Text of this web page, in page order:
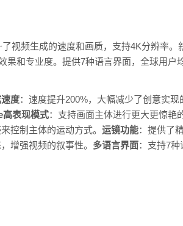
视频生成的速度和画质，支持4K分辨率。
和专业度。提供7种语言界面，全球用户
度：速度提升200%，大幅减少了创意实现
表现模式：支持画面主体进行更大更惊艳
控制主体的运动方式。 运镜功能：提供了
增强视频的叙事性。 多语言界面：支持7种